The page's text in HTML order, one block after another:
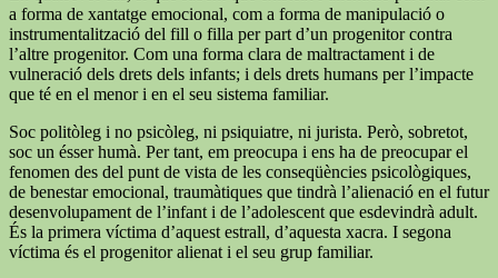
a forma de xantatge emocional, com a forma de manipulació o
instrumentalització del fill o filla per part d’un progenitor contra
l’altre progenitor. Com una forma clara de maltractament i de
vulneració dels drets dels infants; i dels drets humans per l’impacte
que té en el menor i en el seu sistema familiar.
Soc politòleg i no psicòleg, ni psiquiatre, ni jurista. Però, sobretot,
soc un ésser humà. Per tant, em preocupa i ens ha de preocupar el
fenomen des del punt de vista de les conseqüències psicològiques,
de benestar emocional, traumàtiques que tindrà l’alienació en el futur
desenvolupament de l’infant i de l’adolescent que esdevindrà adult.
És la primera víctima d’aquest estrall, d’aquesta xacra. I segona
víctima és el progenitor alienat i el seu grup familiar.